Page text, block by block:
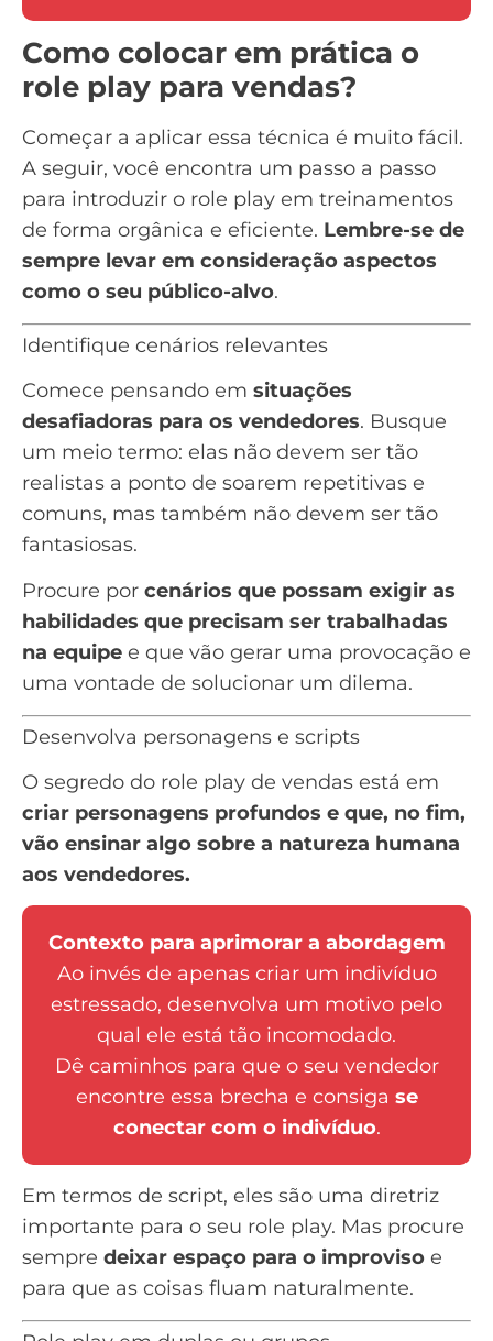
Como colocar em prática o
role play para vendas?
Começar a aplicar essa técnica é muito fácil.
A seguir, você encontra um passo a passo
para introduzir o role play em treinamentos
de forma orgânica e eficiente. Lembre-se de
sempre levar em consideração aspectos
como o seu público-alvo.
Identifique cenários relevantes
Comece pensando em situações
desafiadoras para os vendedores. Busque
um meio termo: elas não devem ser tão
realistas a ponto de soarem repetitivas e
comuns, mas também não devem ser tão
fantasiosas.
Procure por cenários que possam exigir as
habilidades que precisam ser trabalhadas
na equipe e que vão gerar uma provocação e
uma vontade de solucionar um dilema.
Desenvolva personagens e scripts
O segredo do role play de vendas está em
criar personagens profundos e que, no fim,
vão ensinar algo sobre a natureza humana
aos vendedores.
Contexto para aprimorar a abordagem
Ao invés de apenas criar um indivíduo
estressado, desenvolva um motivo pelo
qual ele está tão incomodado.
Dê caminhos para que o seu vendedor
encontre essa brecha e consiga se
conectar com o indivíduo.
Em termos de script, eles são uma diretriz
importante para o seu role play. Mas procure
sempre deixar espaço para o improviso e
para que as coisas fluam naturalmente.